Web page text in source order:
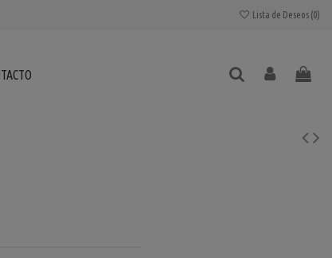
Lista de Deseos (0)